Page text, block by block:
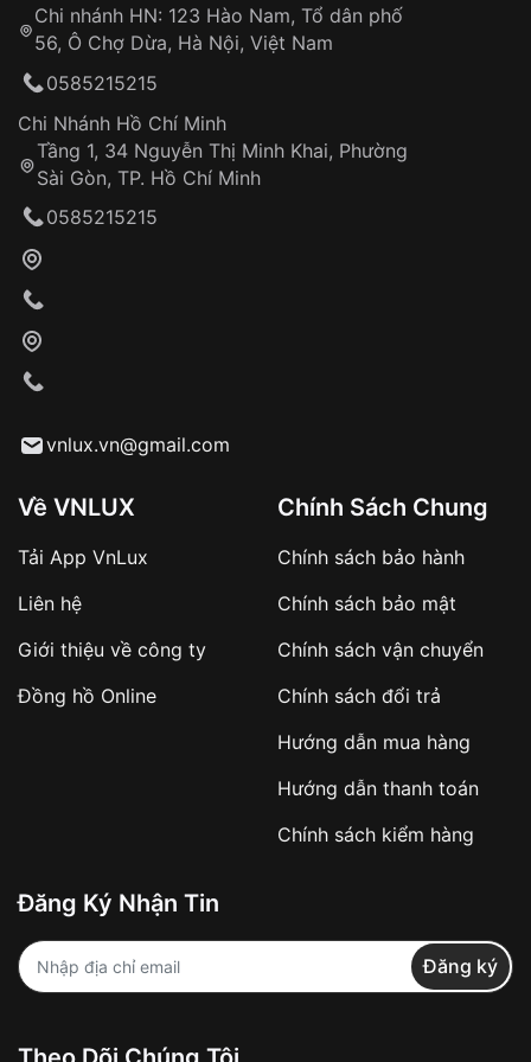
Từ khóa SEO:
Khách hàng kiểm tra và thanh toán trực tiếp
Từ khóa SEO:
sản phẩm đặc biệt
hàng
Số tiền còn lại thanh toán khi nhận hàng hoặc
✔️ Đảm bảo xử lý đơn hàng nhanh chóng
✔️ Hạn chế tình trạng hủy đơn không mong
Từ khóa SEO:
Khách hàng được
Đảm bảo quyền lợi khách hàng
Đồng hành cùng khách hàng trong suốt quá
trình sử dụng
Chi nhánh HN: 123 Hào Nam, Tổ dân phố
56, Ô Chợ Dừa, Hà Nội, Việt Nam
0585215215
Chi Nhánh Hồ Chí Minh
Tầng 1, 34 Nguyễn Thị Minh Khai, Phường
Sài Gòn, TP. Hồ Chí Minh
0585215215
vnlux.vn@gmail.com
Về VNLUX
Tải App VnLux
Liên hệ
Giới thiệu về công ty
Đồng hồ Online
Chính Sách Chung
Chính sách bảo hành
Chính sách bảo mật
Chính sách vận chuyển
Chính sách đổi trả
Hướng dẫn mua hàng
Hướng dẫn thanh toán
Chính sách kiểm hàng
Đăng Ký Nhận Tin
Đăng ký